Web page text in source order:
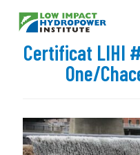
Certificat LIHI
One/